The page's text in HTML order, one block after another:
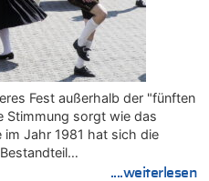
Fest außerhalb der "fünften
Stimmung sorgt wie das
im Jahr 1981 hat sich die
....weiterlesen